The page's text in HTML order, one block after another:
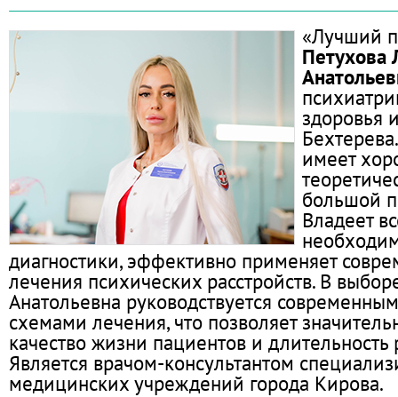
«Лучший
Петухова
здоровья
имеет
большой
Владеет
диагностики, эффективно применяет
лечения психических расстройств. В
Анатольевна руководствуется
схемами лечения, что позволяет
качество жизни пациентов и длительность
Является врачом-консультантом
медицинских учреждений города Кирова.